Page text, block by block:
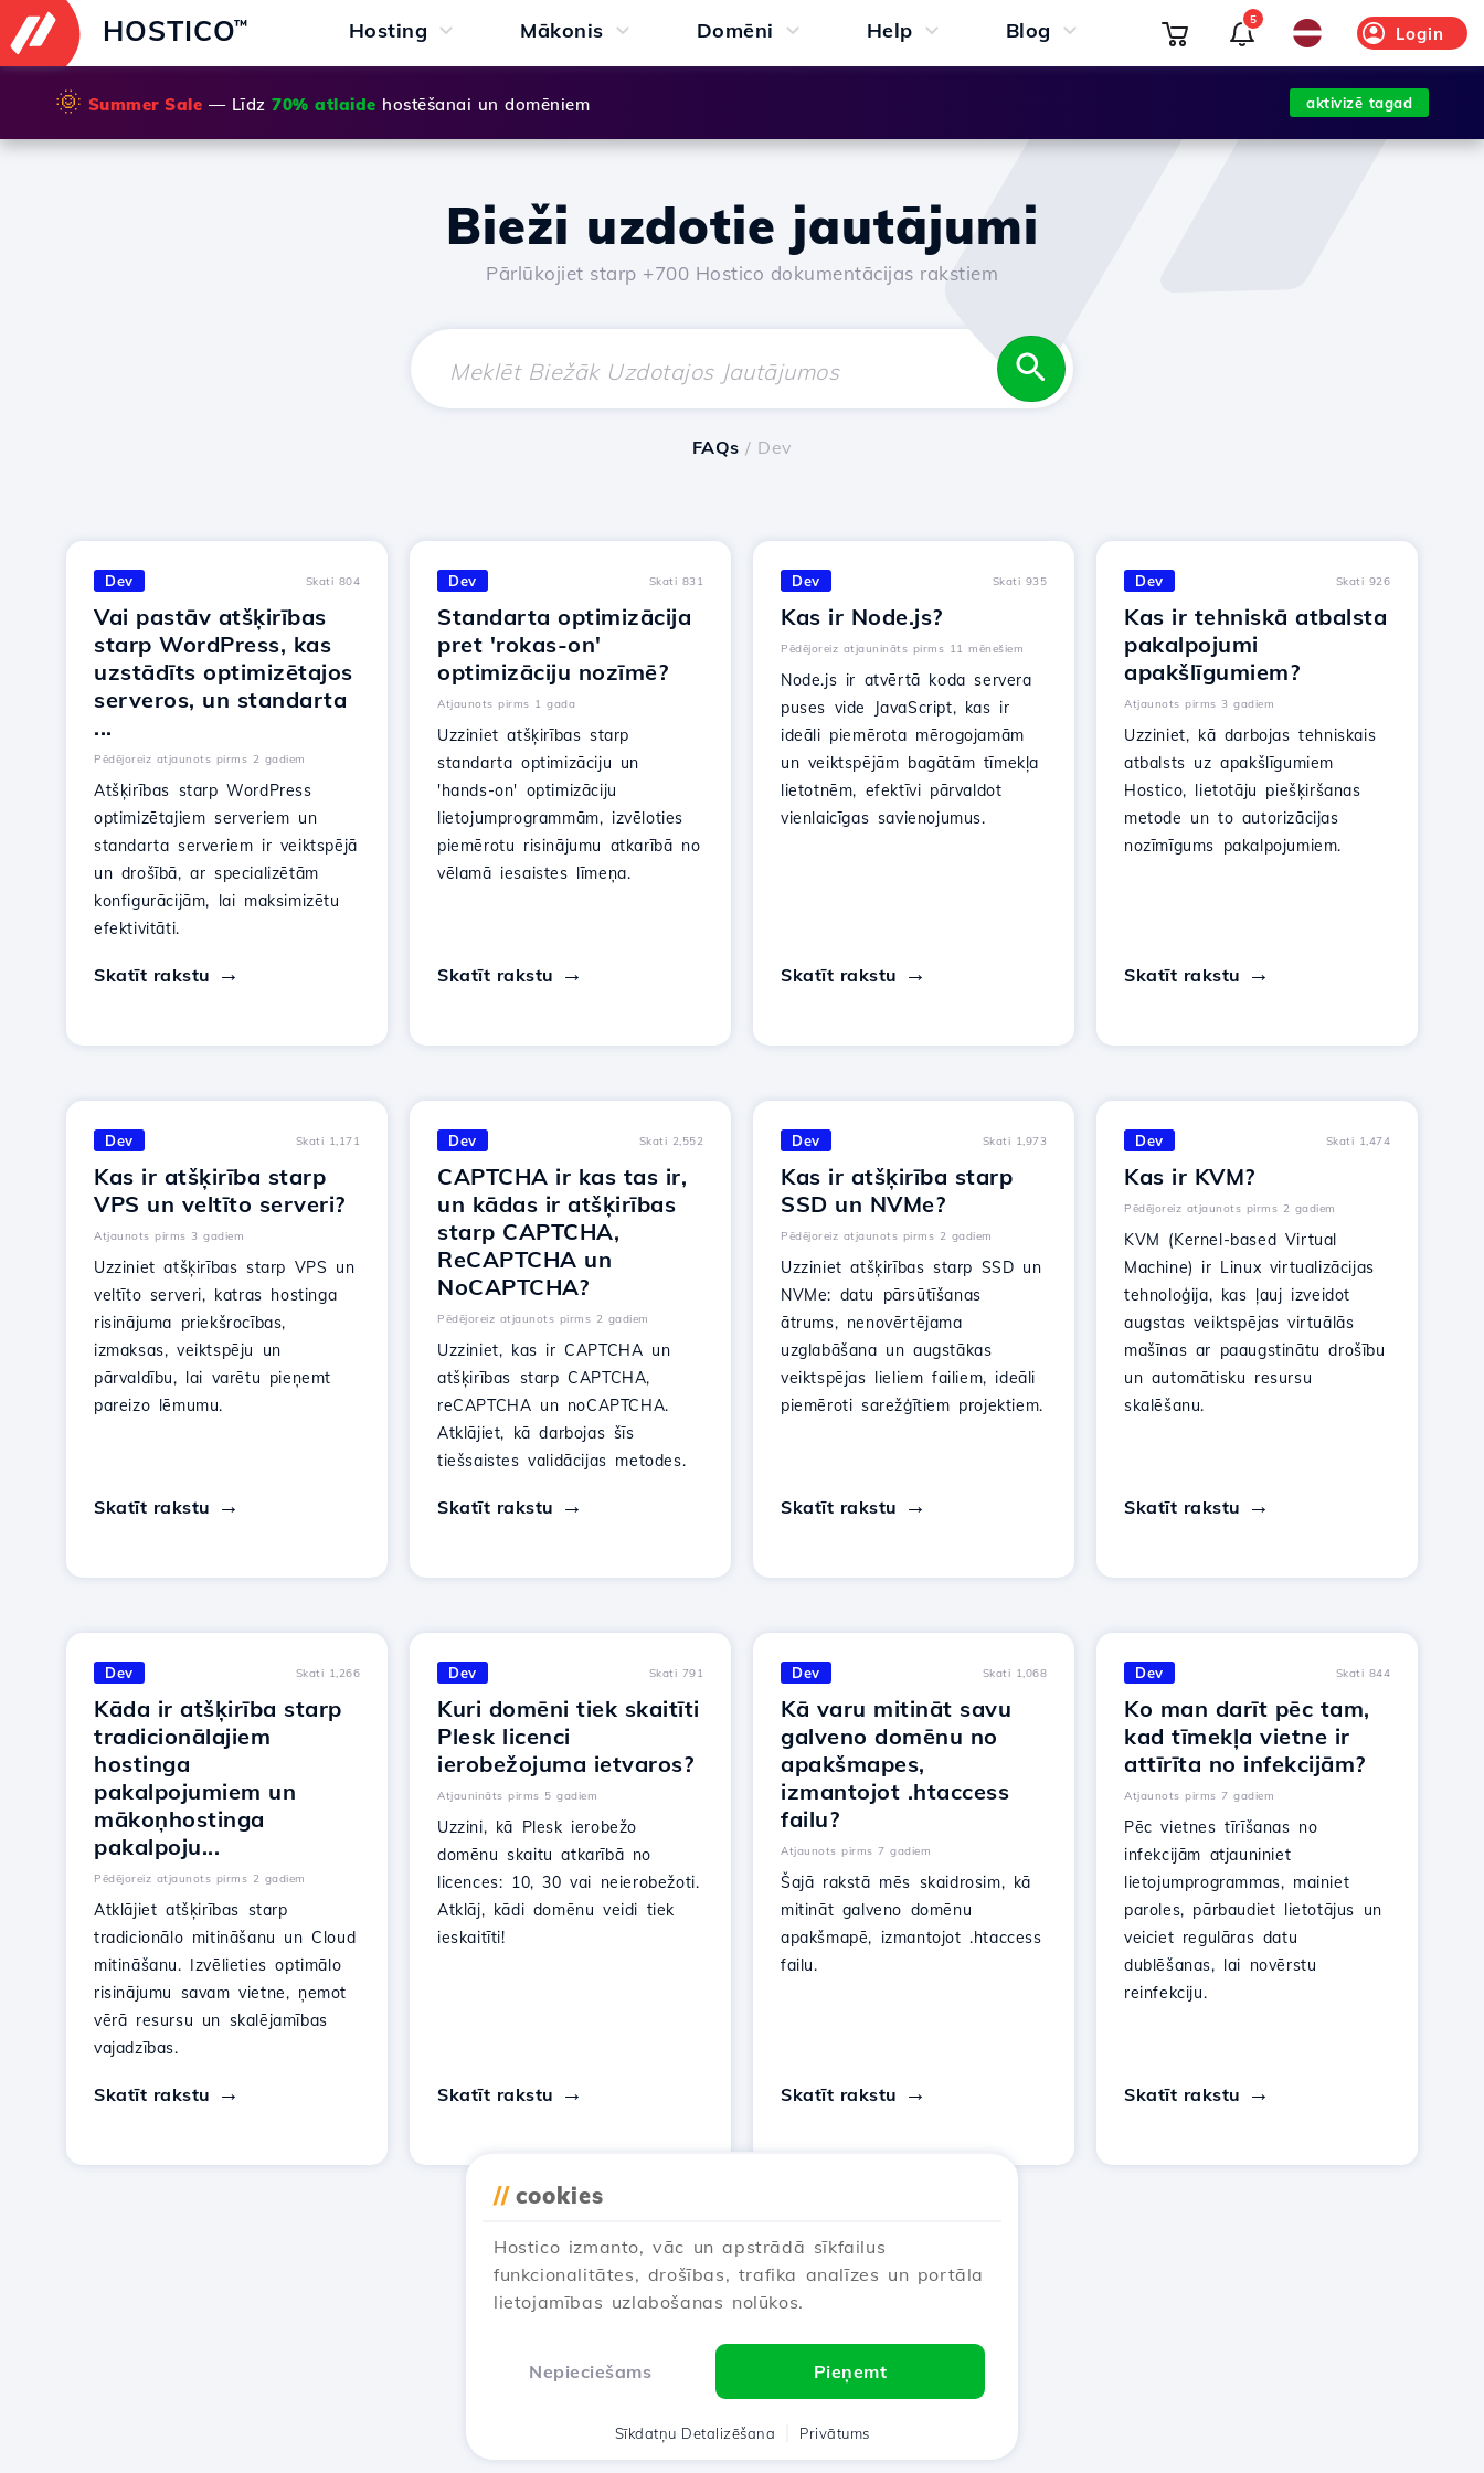
HOSTICO™ Hosting Mākonis Domēni Help Blog Login
5
🌞 Summer Sale — Līdz 70% atlaide hostēšanai un domēniem aktivizē tagad
Bieži uzdotie jautājumi
Pārlūkojiet starp +700 Hostico dokumentācijas rakstiem
FAQs / Dev
Dev Skati 804
Vai pastāv atšķirības
starp WordPress, kas
uzstādīts optimizētajos
serveros, un standarta
...
Pēdējoreiz atjaunots pirms 2 gadiem
Atšķirības starp WordPress
optimizētajiem serveriem un
standarta serveriem ir veiktspējā
un drošībā, ar specializētām
konfigurācijām, lai maksimizētu
efektivitāti.
Skatīt rakstu
Dev Skati 831
Standarta optimizācija
pret 'rokas-on'
optimizāciju nozīmē?
Atjaunots pirms 1 gada
Uzziniet atšķirības starp
standarta optimizāciju un
'hands-on' optimizāciju
lietojumprogrammām, izvēloties
piemērotu risinājumu atkarībā no
vēlamā iesaistes līmeņa.
Skatīt rakstu
Dev Skati 935
Kas ir Node.js?
Pēdējoreiz atjaunināts pirms 11 mēnešiem
Node.js ir atvērtā koda servera
puses vide JavaScript, kas ir
ideāli piemērota mērogojamām
un veiktspējām bagātām tīmekļa
lietotnēm, efektīvi pārvaldot
vienlaicīgas savienojumus.
Skatīt rakstu
Dev Skati 926
Kas ir tehniskā atbalsta
pakalpojumi
apakšlīgumiem?
Atjaunots pirms 3 gadiem
Uzziniet, kā darbojas tehniskais
atbalsts uz apakšlīgumiem
Hostico, lietotāju piešķiršanas
metode un to autorizācijas
nozīmīgums pakalpojumiem.
Skatīt rakstu
Dev Skati 1,171
Kas ir atšķirība starp
VPS un veltīto serveri?
Atjaunots pirms 3 gadiem
Uzziniet atšķirības starp VPS un
veltīto serveri, katras hostinga
risinājuma priekšrocības,
izmaksas, veiktspēju un
pārvaldību, lai varētu pieņemt
pareizo lēmumu.
Skatīt rakstu
Dev Skati 2,552
CAPTCHA ir kas tas ir,
un kādas ir atšķirības
starp CAPTCHA,
ReCAPTCHA un
NoCAPTCHA?
Pēdējoreiz atjaunots pirms 2 gadiem
Uzziniet, kas ir CAPTCHA un
atšķirības starp CAPTCHA,
reCAPTCHA un noCAPTCHA.
Atklājiet, kā darbojas šīs
tiešsaistes validācijas metodes.
Skatīt rakstu
Dev Skati 1,973
Kas ir atšķirība starp
SSD un NVMe?
Pēdējoreiz atjaunots pirms 2 gadiem
Uzziniet atšķirības starp SSD un
NVMe: datu pārsūtīšanas
ātrums, nenovērtējama
uzglabāšana un augstākas
veiktspējas lieliem failiem, ideāli
piemēroti sarežģītiem projektiem.
Skatīt rakstu
Dev Skati 1,474
Kas ir KVM?
Pēdējoreiz atjaunots pirms 2 gadiem
KVM (Kernel-based Virtual
Machine) ir Linux virtualizācijas
tehnoloģija, kas ļauj izveidot
augstas veiktspējas virtuālās
mašīnas ar paaugstinātu drošību
un automātisku resursu
skalēšanu.
Skatīt rakstu
Dev Skati 1,266
Kāda ir atšķirība starp
tradicionālajiem
hostinga
pakalpojumiem un
mākoņhostinga
pakalpoju...
Pēdējoreiz atjaunots pirms 2 gadiem
Atklājiet atšķirības starp
tradicionālo mitināšanu un Cloud
mitināšanu. Izvēlieties optimālo
risinājumu savam vietne, ņemot
vērā resursu un skalējamības
vajadzības.
Skatīt rakstu
Dev Skati 791
Kuri domēni tiek skaitīti
Plesk licenci
ierobežojuma ietvaros?
Atjaunināts pirms 5 gadiem
Uzzini, kā Plesk ierobežo
domēnu skaitu atkarībā no
licences: 10, 30 vai neierobežoti.
Atklāj, kādi domēnu veidi tiek
ieskaitīti!
Skatīt rakstu
Dev Skati 1,068
Kā varu mitināt savu
galveno domēnu no
apakšmapes,
izmantojot .htaccess
failu?
Atjaunots pirms 7 gadiem
Šajā rakstā mēs skaidrosim, kā
mitināt galveno domēnu
apakšmapē, izmantojot .htaccess
failu.
Skatīt rakstu
Dev Skati 844
Ko man darīt pēc tam,
kad tīmekļa vietne ir
attīrīta no infekcijām?
Atjaunots pirms 7 gadiem
Pēc vietnes tīrīšanas no
infekcijām atjauniniet
lietojumprogrammas, mainiet
paroles, pārbaudiet lietotājus un
veiciet regulāras datu
dublēšanas, lai novērstu
reinfekciju.
Skatīt rakstu
1 2 3 … 6 Next →
// cookies
Hostico izmanto, vāc un apstrādā sīkfailus
funkcionalitātes, drošības, trafika analīzes un portāla
lietojamības uzlabošanas nolūkos.
Nepieciešams Pieņemt
Sīkdatņu Detalizēšana Privātums